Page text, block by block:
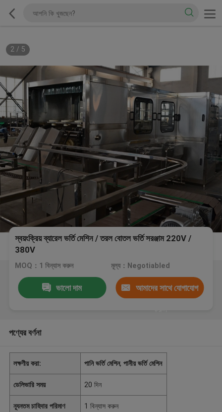
2/ 5
স্বয়ংক্রিয় ব্যারেল ভর্তি মেশিন / তরল বোতল ভর্তি সরঞ্জাম 220V /
380V
MOQ：1 বিন্যাস করুন মূল্য：Negotiabled
ভালো দাম আমাদের সাথে যোগাযোগ
পণ্যের বর্ণনা
লক্ষণীয় করা: পানি ভর্তি মেশিন,পানীয় ভর্তি মেশিন
ডেলিভারি সময় 20 দিন
ন্যূনতম চাহিদার পরিমাণ 1 বিন্যাস করুন